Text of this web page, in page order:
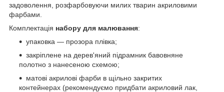
задоволення, розфарбовуючи милих тварин акриловими
фарбами.
Комплектація набору для малювання:
упаковка — прозора плівка;
закріплене на дерев'яний підрамник бавовняне
полотно з нанесеною схемою;
матові акрилові фарби в щільно закритих
контейнерах (рекомендуємо придбати акриловий лак,